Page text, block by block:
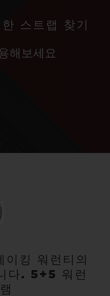
스트랩 찾기
해보세요
킹 워런티의
다. 5+5 워런